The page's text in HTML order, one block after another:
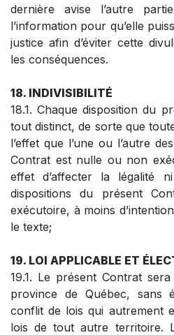
dernière avise l’autre
l’information pour qu’elle
justice afin d’éviter cette
les conséquences.
18. INDIVISIBILITÉ
18.1. Chaque disposition du
tout distinct, de sorte que
l’effet que l’une ou l’autre
Contrat est nulle ou non
effet d’affecter la légalité
dispositions du présent
exécutoire, à moins
le texte;
19. LOI APPLICABLE ET
19.1. Le présent Contrat
province de Québec, sans
conflit de lois qui autrement
lois de tout autre territoire.